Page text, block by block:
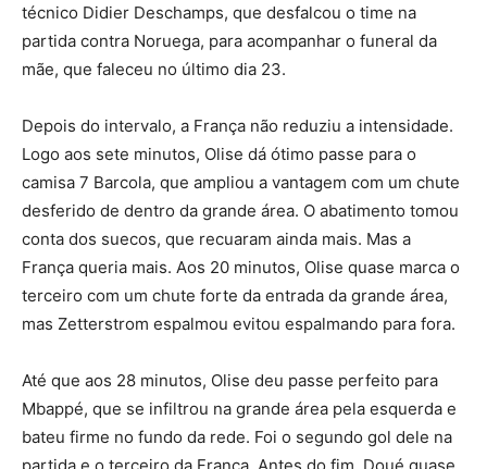
técnico Didier Deschamps, que desfalcou o time na
partida contra Noruega, para acompanhar o funeral da
mãe, que faleceu no último dia 23.
Depois do intervalo, a França não reduziu a intensidade.
Logo aos sete minutos, Olise dá ótimo passe para o
camisa 7 Barcola, que ampliou a vantagem com um chute
desferido de dentro da grande área. O abatimento tomou
conta dos suecos, que recuaram ainda mais. Mas a
França queria mais. Aos 20 minutos, Olise quase marca o
terceiro com um chute forte da entrada da grande área,
mas Zetterstrom espalmou evitou espalmando para fora.
Até que aos 28 minutos, Olise deu passe perfeito para
Mbappé, que se infiltrou na grande área pela esquerda e
bateu firme no fundo da rede. Foi o segundo gol dele na